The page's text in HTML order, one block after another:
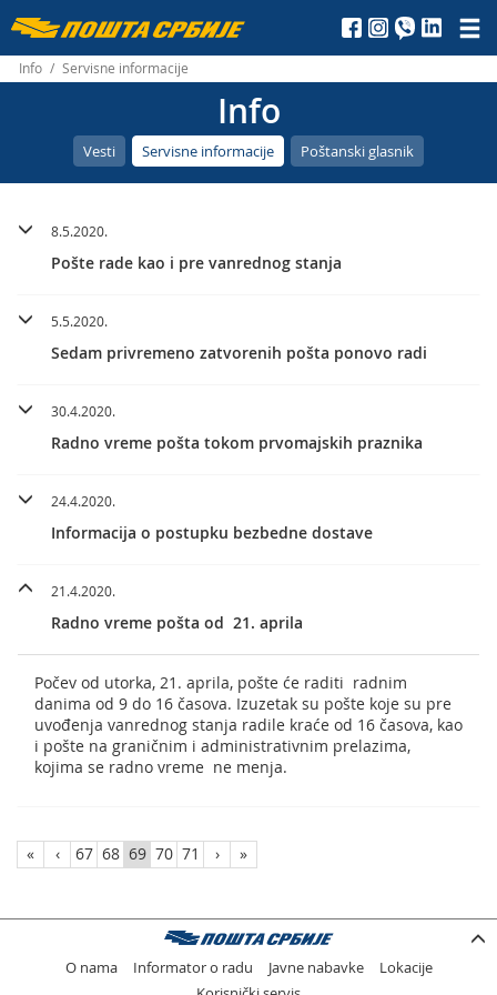
Пошта
Србије
д.о.о.
Info / Servisne informacije
Info
Vesti Servisne informacije Poštanski glasnik
8.5.2020.
Pošte rade kao i pre vanrednog stanja
5.5.2020.
Sedam privremeno zatvorenih pošta ponovo radi
30.4.2020.
Radno vreme pošta tokom prvomajskih praznika
24.4.2020.
Informacija o postupku bezbedne dostave
21.4.2020.
Radno vreme pošta od 21. aprila
Počev od utorka, 21. aprila, pošte će raditi radnim
danima od 9 do 16 časova. Izuzetak su pošte koje su pre
uvođenja vanrednog stanja radile kraće od 16 časova, kao
i pošte na graničnim i administrativnim prelazima,
kojima se radno vreme ne menja.
« ‹ 67 68 69 70 71 › »
O nama Informator o radu Javne nabavke
Lokacije